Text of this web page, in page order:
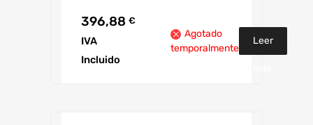
396,88 €
IVA
Incluido
Agotado
temporalmente
Leer